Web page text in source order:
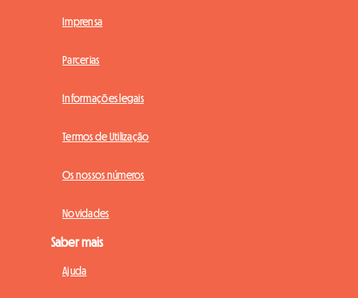
Imprensa
Parcerias
Informações legais
Termos de Utilização
Os nossos números
Novidades
Saber mais
Ajuda